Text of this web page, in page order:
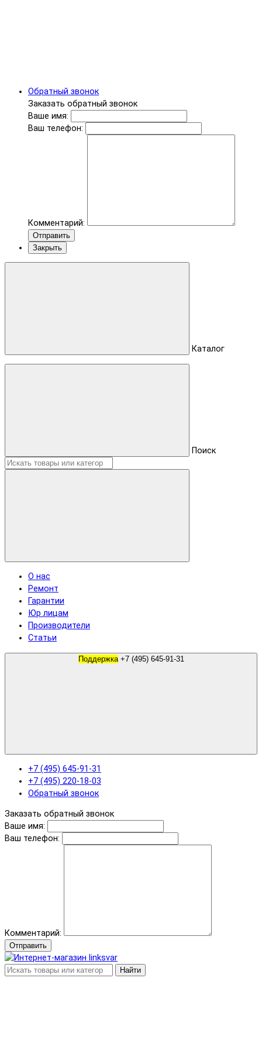
Обратный звонок
Заказать обратный звонок
Ваше имя:
Ваш телефон:
Комментарий:
Отправить
Закрыть
Каталог
Поиск
О нас
Ремонт
Гарантии
Юр лицам
Производители
Статьи
Поддержка
+7 (495) 645-91-31
+7 (495) 220-18-03
Обратный звонок
Заказать обратный звонок
Ваше имя:
Ваш телефон:
Комментарий:
Отправить
Найти